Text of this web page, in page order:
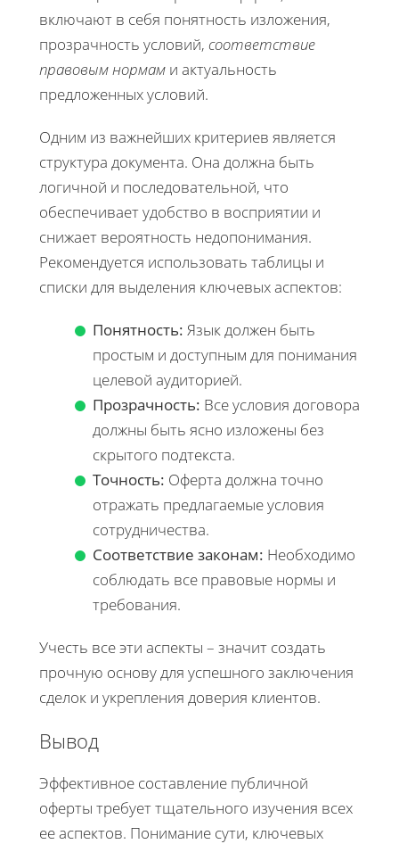
включают в себя понятность изложения,
прозрачность условий, соответствие
правовым нормам и актуальность
предложенных условий.
Одним из важнейших критериев является
структура документа. Она должна быть
логичной и последовательной, что
обеспечивает удобство в восприятии и
снижает вероятность недопонимания.
Рекомендуется использовать таблицы и
списки для выделения ключевых аспектов:
Понятность: Язык должен быть
простым и доступным для понимания
целевой аудиторией.
Прозрачность: Все условия договора
должны быть ясно изложены без
скрытого подтекста.
Точность: Оферта должна точно
отражать предлагаемые условия
сотрудничества.
Соответствие законам: Необходимо
соблюдать все правовые нормы и
требования.
Учесть все эти аспекты – значит создать
прочную основу для успешного заключения
сделок и укрепления доверия клиентов.
Вывод
Эффективное составление публичной
оферты требует тщательного изучения всех
ее аспектов. Понимание сути, ключевых